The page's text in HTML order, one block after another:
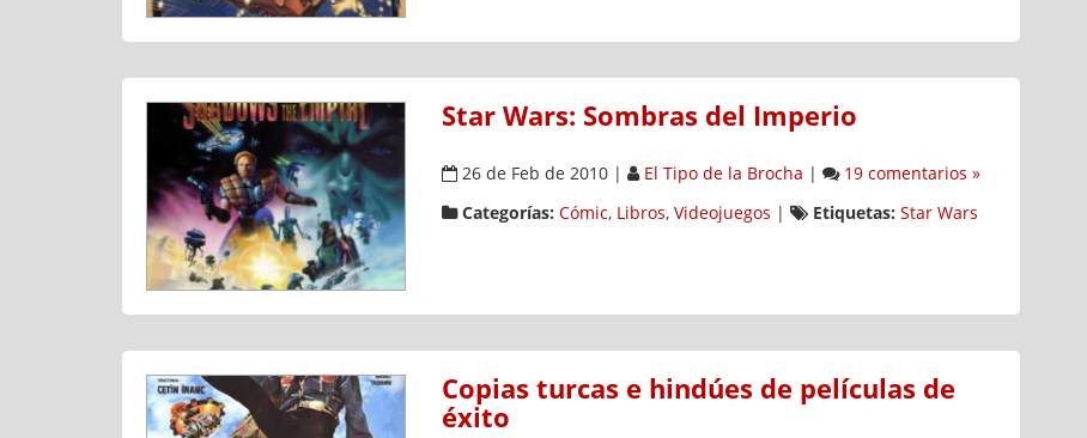
Star Wars: Sombras del Imperio
26 de Feb de 2010| El Tipo de la Brocha |
19 comentarios »
Categorías: Cómic, Libros, Videojuegos | Etiquetas: Star Wars
Copias turcas e hindúes de películas de
éxito